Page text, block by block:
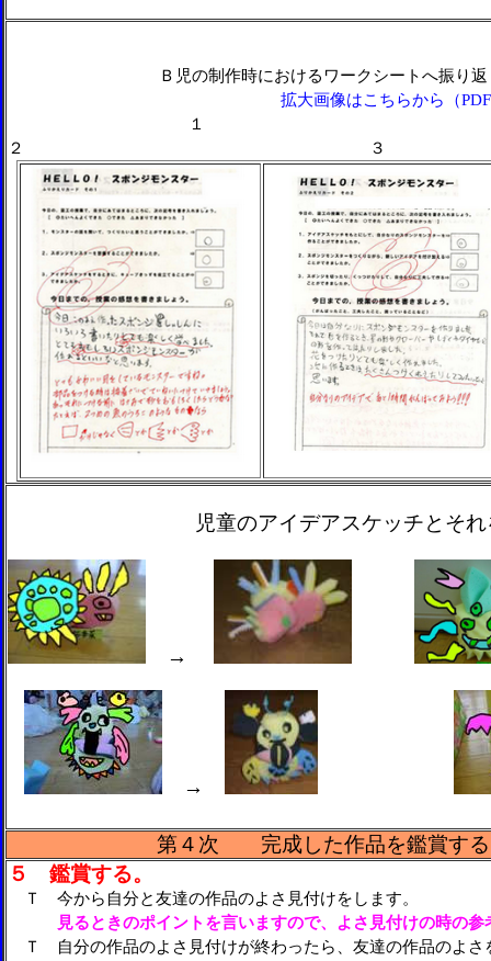
Ｂ児の制作時におけるワークシートへ振り
拡大画像はこちらから（
２ ３
児童のアイデアスケッチとそれを基
→
→
第４次 完成した作品を鑑賞す
５ 鑑賞する。
Ｔ 今から自分と友達の作品のよさ見付けをします。
見るときのポイントを言いますので、よさ見付けの時の
Ｔ 自分の作品のよさ見付けが終わったら、友達の作品のよさ